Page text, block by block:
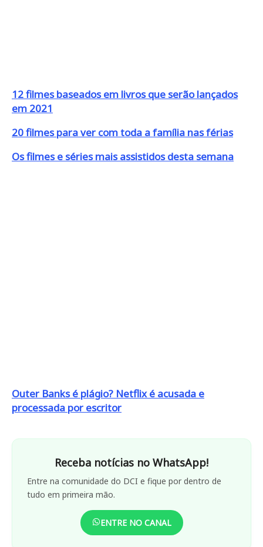
12 filmes baseados em livros que serão lançados
em 2021
20 filmes para ver com toda a família nas férias
Os filmes e séries mais assistidos desta semana
Outer Banks é plágio? Netflix é acusada e
processada por escritor
Receba notícias no WhatsApp!
Entre na comunidade do DCI e fique por dentro de
tudo em primeira mão.
ENTRE NO CANAL